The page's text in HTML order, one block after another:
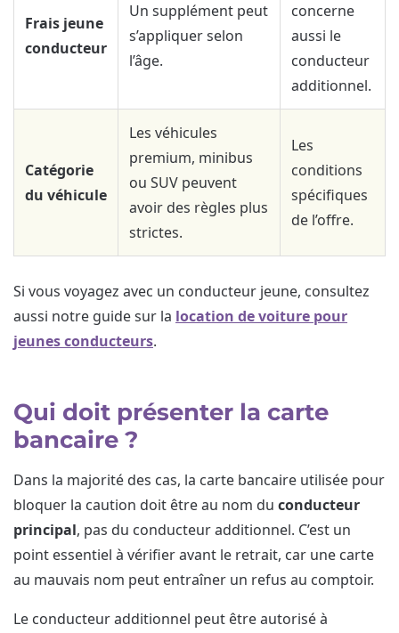
Frais jeune
conducteur
Un supplément peut
s’appliquer selon
l’âge.
concerne
aussi le
conducteur
additionnel.
Catégorie
du véhicule
Les véhicules
premium, minibus
ou SUV peuvent
avoir des règles plus
strictes.
Les
conditions
spécifiques
de l’offre.
Si vous voyagez avec un conducteur jeune, consultez
aussi notre guide sur la location de voiture pour
jeunes conducteurs.
Qui doit présenter la carte
bancaire ?
Dans la majorité des cas, la carte bancaire utilisée pour
bloquer la caution doit être au nom du conducteur
principal, pas du conducteur additionnel. C’est un
point essentiel à vérifier avant le retrait, car une carte
au mauvais nom peut entraîner un refus au comptoir.
Le conducteur additionnel peut être autorisé à